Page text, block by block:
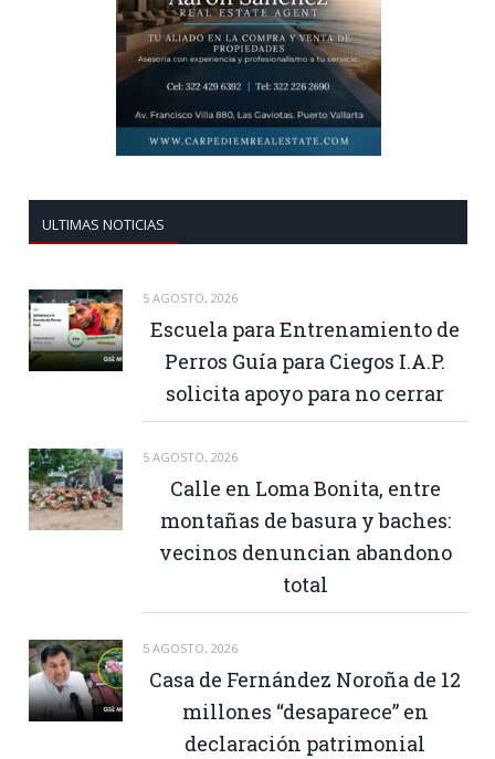
ULTIMAS NOTICIAS
5 AGOSTO, 2026
Escuela para Entrenamiento de
Perros Guía para Ciegos I.A.P.
solicita apoyo para no cerrar
5 AGOSTO, 2026
Calle en Loma Bonita, entre
montañas de basura y baches:
vecinos denuncian abandono
total
5 AGOSTO, 2026
Casa de Fernández Noroña de 12
millones “desaparece” en
declaración patrimonial